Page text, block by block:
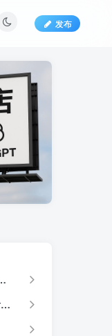
发布
的原因
ChatGPT Plus订阅的替代支付方案
支持PayPal的原因
ChatGPT Plus订阅的替代支付方案